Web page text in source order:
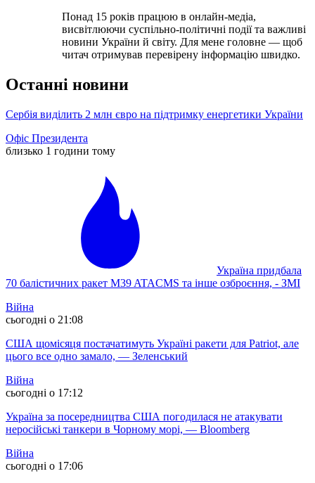
Понад 15 років працюю в онлайн-медіа,
висвітлюючи суспільно-політичні події та важливі
новини України й світу. Для мене головне — щоб
читач отримував перевірену інформацію швидко.
Останні новини
Сербія виділить 2 млн євро на підтримку енергетики України
Офіс Президента
близько 1 години тому
Україна придбала
70 балістичних ракет M39 ATACMS та інше озброєння, - ЗМІ
Війна
сьогодні о 21:08
США щомісяця постачатимуть Україні ракети для Patriot, але
цього все одно замало, — Зеленський
Війна
сьогодні о 17:12
Україна за посередництва США погодилася не атакувати
неросійські танкери в Чорному морі, — Bloomberg
Війна
сьогодні о 17:06